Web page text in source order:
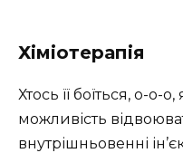
Хіміотерапія
Хтось її боїться, о-о-
можливість
внутрішньовенні